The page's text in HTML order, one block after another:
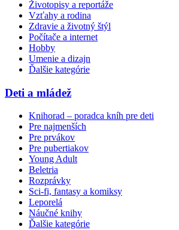
Životopisy a reportáže
Vzťahy a rodina
Zdravie a životný štýl
Počítače a internet
Hobby
Umenie a dizajn
Ďalšie kategórie
Deti a mládež
Knihorad – poradca kníh pre deti
Pre najmenších
Pre prvákov
Pre pubertiakov
Young Adult
Beletria
Rozprávky
Sci-fi, fantasy a komiksy
Leporelá
Náučné knihy
Ďalšie kategórie